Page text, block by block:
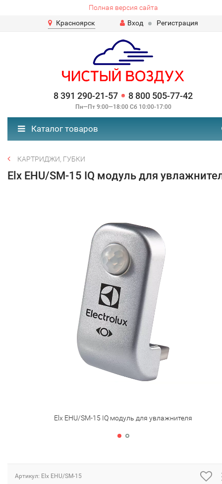
Полная версия сайта
Красноярск
Вход Регистрация
8 391 290-21-57 8 800 505-77-42
Пн—Пт 9:00—18:00 Сб 10:00-17:00
Каталог товаров
КАРТРИДЖИ, ГУБКИ
Elx EHU/SM-15 IQ модуль для
Elx EHU/SM-15 IQ модуль для увлажнителя
Артикул: Elx EHU/SM-15